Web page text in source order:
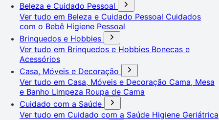
Beleza e Cuidado Pessoal
Ver tudo em Beleza e Cuidado Pessoal Cuidados
com o Bebê Higiene Pessoal
Brinquedos e Hobbies
Ver tudo em Brinquedos e Hobbies Bonecas e
Acessórios
Casa, Móveis e Decoração
Ver tudo em Casa, Móveis e Decoração Cama, Mesa
e Banho Limpeza Roupa de Cama
Cuidado com a Saúde
Ver tudo em Cuidado com a Saúde Higiene Geriátrica